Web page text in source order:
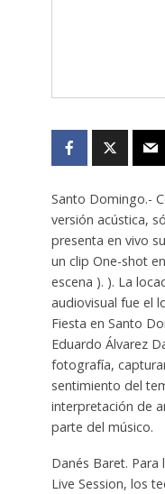
Santo Domingo.-
versión acústica,
presenta en vivo
un clip One-shot
escena ). ). La
audiovisual fue el
Fiesta en Santo
Eduardo Álvarez
fotografía,
sentimiento del
interpretación de
parte del músico.
Danés Baret.
Live Session, los